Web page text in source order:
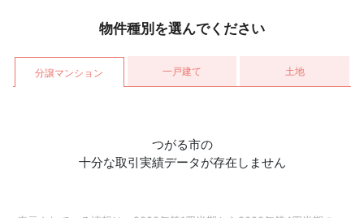
物件種別を選んでください
分譲マンション 一戸建て 土地
つがる市の
十分な取引実績データが存在しません